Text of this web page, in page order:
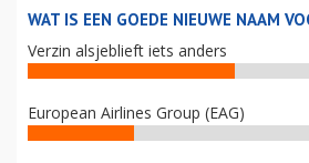
WAT IS EEN GOEDE NIEUWE NAAM
Verzin alsjeblieft iets anders
European Airlines Group (EAG)